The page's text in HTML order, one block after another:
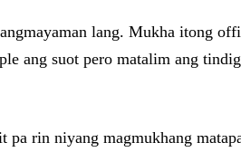
lang. Mukha itong
ang suot pero matalim ang
rin niyang magmukhang